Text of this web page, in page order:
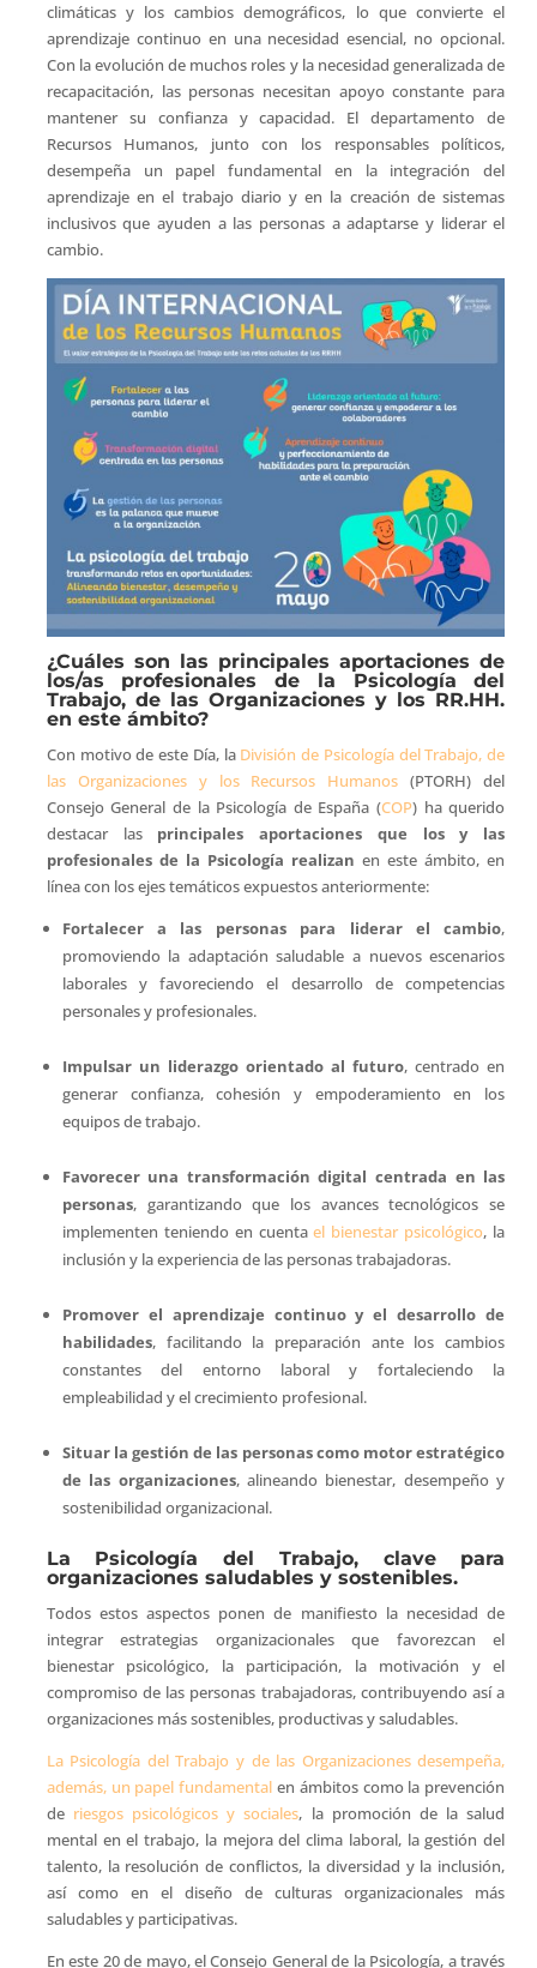
climáticas y los cambios demográficos, lo que convierte el
aprendizaje continuo en una necesidad esencial, no opcional.
Con la evolución de muchos roles y la necesidad generalizada de
recapacitación, las personas necesitan apoyo constante para
mantener su confianza y capacidad. El departamento de
Recursos Humanos, junto con los responsables políticos,
desempeña un papel fundamental en la integración del
aprendizaje en el trabajo diario y en la creación de sistemas
inclusivos que ayuden a las personas a adaptarse y liderar el
cambio.
¿Cuáles son las principales aportaciones de
los/as profesionales de la Psicología del
Trabajo, de las Organizaciones y los RR.HH.
en este ámbito?
Con motivo de este Día, la División de Psicología del Trabajo, de
las Organizaciones y los Recursos Humanos (PTORH) del
Consejo General de la Psicología de España (COP) ha querido
destacar las principales aportaciones que los y las
profesionales de la Psicología realizan en este ámbito, en
línea con los ejes temáticos expuestos anteriormente:
Fortalecer a las personas para liderar el cambio,
promoviendo la adaptación saludable a nuevos escenarios
laborales y favoreciendo el desarrollo de competencias
personales y profesionales.
Impulsar un liderazgo orientado al futuro, centrado en
generar confianza, cohesión y empoderamiento en los
equipos de trabajo.
Favorecer una transformación digital centrada en las
personas, garantizando que los avances tecnológicos se
implementen teniendo en cuentael bienestar psicológico, la
inclusión y la experiencia de las personas trabajadoras.
Promover el aprendizaje continuo y el desarrollo de
habilidades, facilitando la preparación ante los cambios
constantes del entorno laboral y fortaleciendo la
empleabilidad y el crecimiento profesional.
Situar la gestión de las personas como motor estratégico
de las organizaciones, alineando bienestar, desempeño y
sostenibilidad organizacional.
La Psicología del Trabajo, clave para
organizaciones saludables y sostenibles.
Todos estos aspectos ponen de manifiesto la necesidad de
integrar estrategias organizacionales que favorezcan el
bienestar psicológico, la participación, la motivación y el
compromiso de las personas trabajadoras, contribuyendo así a
organizaciones más sostenibles, productivas y saludables.
La Psicología del Trabajo y de las Organizaciones desempeña,
además, un papel fundamental en ámbitos como la prevención
de riesgos psicológicos y sociales, la promoción de la salud
mental en el trabajo, la mejora del clima laboral, la gestión del
talento, la resolución de conflictos, la diversidad y la inclusión,
así como en el diseño de culturas organizacionales más
saludables y participativas.
En este 20 de mayo, el Consejo General de la Psicología, a través